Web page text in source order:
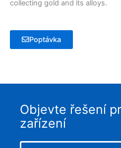
collecting gold and its alloys.
Poptávka
Objevte řešení
zařízení